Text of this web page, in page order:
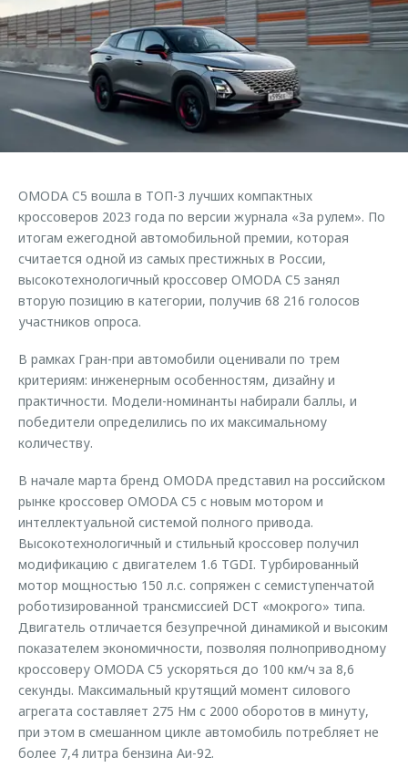
Кредитные программы
Страхование
Кредитный калькулятор
Аксессуары
Одежда и сувениры
Запчасти
Трейд-ин
Калькулятор трейд-ин
Клиентская поддержка
O&J Автоклуб
Клуб владельцев OMODA
Приложение O&J
Аксессуары
Оригинальные аксессуары
Запчасти
Обратная связь
OMODA C5 вошла в ТОП-3 лучших компактных
кроссоверов 2023 года по версии журнала «За рулем». По
итогам ежегодной автомобильной премии, которая
считается одной из самых престижных в России,
высокотехнологичный кроссовер OMODA C5 занял
вторую позицию в категории, получив 68 216 голосов
участников опроса.
В рамках Гран-при автомобили оценивали по трем
критериям: инженерным особенностям, дизайну и
практичности. Модели-номинанты набирали баллы, и
победители определились по их максимальному
количеству.
В начале марта бренд OMODA представил на российском
рынке кроссовер OMODA C5 с новым мотором и
интеллектуальной системой полного привода.
Высокотехнологичный и стильный кроссовер получил
модификацию с двигателем 1.6 TGDI. Турбированный
мотор мощностью 150 л.с. сопряжен с семиступенчатой
роботизированной трансмиссией DCT «мокрого» типа.
Двигатель отличается безупречной динамикой и высоким
показателем экономичности, позволяя полноприводному
кроссоверу OMODA C5 ускоряться до 100 км/ч за 8,6
секунды. Максимальный крутящий момент силового
агрегата составляет 275 Нм с 2000 оборотов в минуту,
при этом в смешанном цикле автомобиль потребляет не
более 7,4 литра бензина Аи-92.